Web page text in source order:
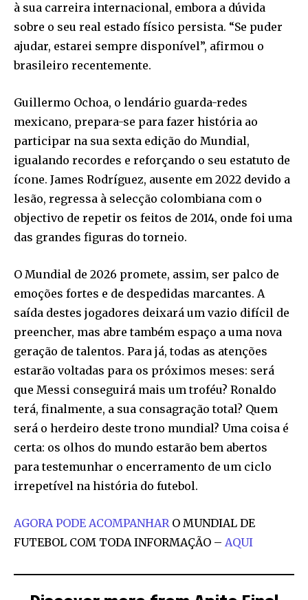
à sua carreira internacional, embora a dúvida
sobre o seu real estado físico persista. “Se puder
ajudar, estarei sempre disponível”, afirmou o
brasileiro recentemente.
Guillermo Ochoa, o lendário guarda-redes
mexicano, prepara-se para fazer história ao
participar na sua sexta edição do Mundial,
igualando recordes e reforçando o seu estatuto de
ícone. James Rodríguez, ausente em 2022 devido a
lesão, regressa à selecção colombiana com o
objectivo de repetir os feitos de 2014, onde foi uma
das grandes figuras do torneio.
O Mundial de 2026 promete, assim, ser palco de
emoções fortes e de despedidas marcantes. A
saída destes jogadores deixará um vazio difícil de
preencher, mas abre também espaço a uma nova
geração de talentos. Para já, todas as atenções
estarão voltadas para os próximos meses: será
que Messi conseguirá mais um troféu? Ronaldo
terá, finalmente, a sua consagração total? Quem
será o herdeiro deste trono mundial? Uma coisa é
certa: os olhos do mundo estarão bem abertos
para testemunhar o encerramento de um ciclo
irrepetível na história do futebol.
AGORA PODE ACOMPANHARO MUNDIAL DE
FUTEBOL COM TODA INFORMAÇÃO – AQUI